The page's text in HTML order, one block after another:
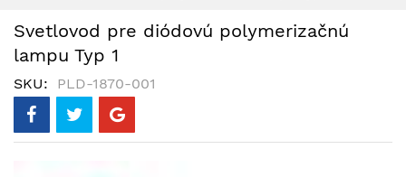
Svetlovod pre diódovú polymerizačnú
lampu Typ 1
SKU PLD-1870-001